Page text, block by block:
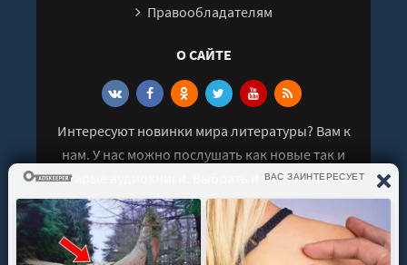
Правообладателям
О САЙТЕ
Интересуют новинки мира литературы? Вам к
нам. У нас можно послушать как новые так и
старые аудиокниги. Выбрать и поделиться с
друзьями лучшими аудиокнигами!